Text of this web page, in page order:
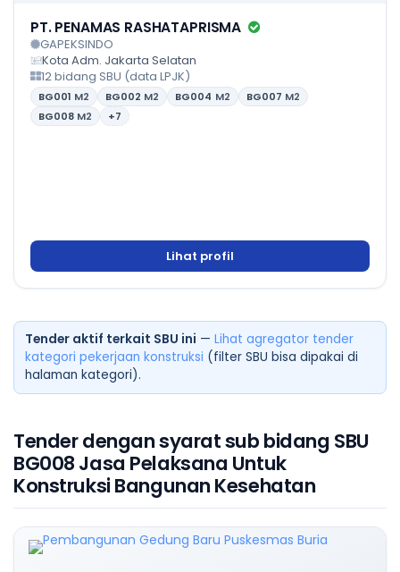
PT. PENAMAS RASHATAPRISMA
GAPEKSINDO
Kota Adm. Jakarta Selatan
12 bidang SBU (data LPJK)
BG001 M2 BG002 M2 BG004 M2 BG007 M2
BG008 M2 +7
Lihat profil
Tender aktif terkait SBU ini — Lihat agregator tender
kategori pekerjaan konstruksi (filter SBU bisa dipakai di
halaman kategori).
Tender dengan syarat sub bidang SBU
BG008 Jasa Pelaksana Untuk
Konstruksi Bangunan Kesehatan